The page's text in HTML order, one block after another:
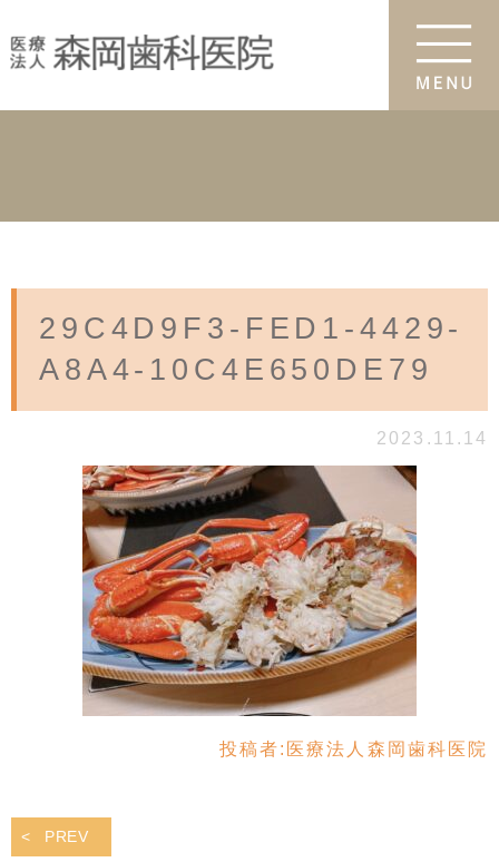
29C4D9F3-FED1-4429-
A8A4-10C4E650DE79
2023.11.14
投稿者: 医療法人森岡歯科医院
PREV